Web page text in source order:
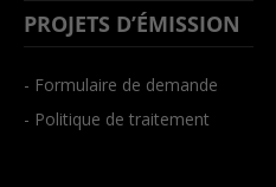
PROJETS D’ÉMISSION
- Formulaire de demande
- Politique de traitement